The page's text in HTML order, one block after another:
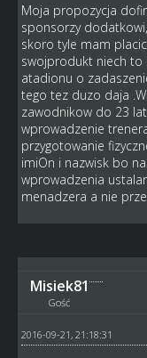
Moja propozycja
sponsorzy
skoro tyle mam
swojprodukt niech to
atadionu o
tego tez duzo daja
zawodnikow do 23
wprowadzenie
przygotowanie
imiOn i nazwisk bo
wprowadzenia
menadzera a nie
Misiek81
Gość
2016-09-21, 21:18:31